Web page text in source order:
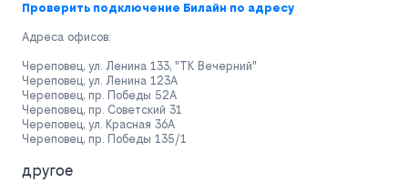
Проверить подключение Билайн по адресу
Адреса офисов:
Череповец, ул. Ленина 133, "ТК Вечерний"
Череповец, ул. Ленина 123А
Череповец, пр. Победы 52А
Череповец, пр. Советский 31
Череповец, ул. Красная 36А
Череповец, пр. Победы 135/1
другое